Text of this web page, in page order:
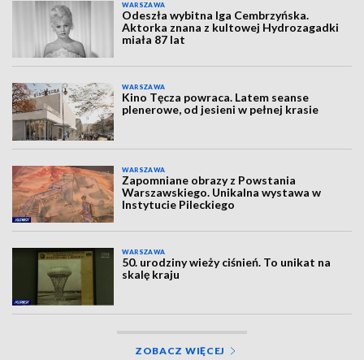
WARSZAWA
Odeszła wybitna Iga Cembrzyńska.
Aktorka znana z kultowej Hydrozagadki
miała 87 lat
WARSZAWA
Kino Tęcza powraca. Latem seanse
plenerowe, od jesieni w pełnej krasie
WARSZAWA
Zapomniane obrazy z Powstania
Warszawskiego. Unikalna wystawa w
Instytucie Pileckiego
WARSZAWA
50. urodziny wieży ciśnień. To unikat na
skalę kraju
ZOBACZ WIĘCEJ